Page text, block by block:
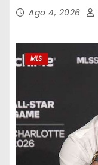
Ago 4, 2026
MLS